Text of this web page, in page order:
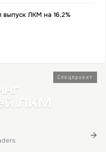
ЛКМ на 16,2%
Спецпроект
ЛКМ